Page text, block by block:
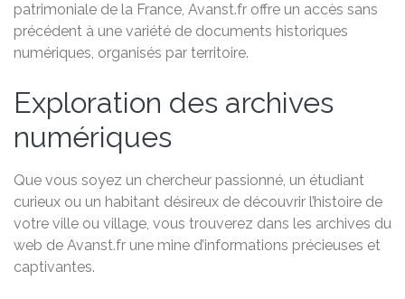
patrimoniale de la France, Avanst.fr offre un accès sans
précédent à une variété de documents historiques
numériques, organisés par territoire.
Exploration des archives
numériques
Que vous soyez un chercheur passionné, un étudiant
curieux ou un habitant désireux de découvrir l’histoire de
votre ville ou village, vous trouverez dans les archives du
web de Avanst.fr une mine d’informations précieuses et
captivantes.